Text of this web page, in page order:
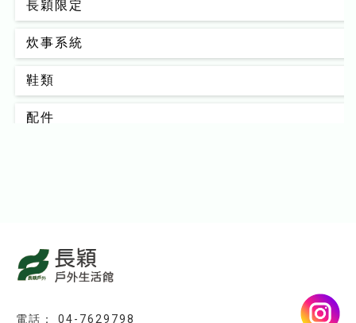
長穎限定
炊事系統
鞋類
配件
睡眠系統
04-7629798